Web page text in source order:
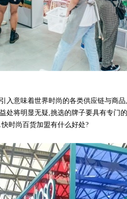
意味着世界时尚的各类供应链与商品
处将明显无疑,挑选的牌子要具有专门
时尚百货加盟有什么好处?